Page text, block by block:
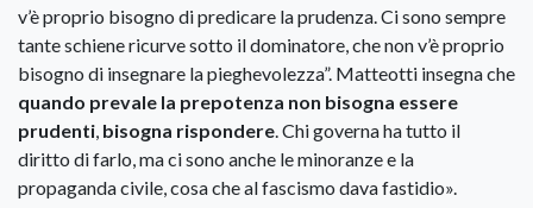
v’è proprio bisogno di predicare la prudenza. Ci sono sempre
tante schiene ricurve sotto il dominatore, che non v’è proprio
bisogno di insegnare la pieghevolezza”. Matteotti insegna che
quando prevale la prepotenza non bisogna essere
prudenti bisogna rispondere . Chi governa ha tutto il
diritto di farlo, ma ci sono anche le minoranze e la
propaganda civile, cosa che al fascismo dava fastidio».